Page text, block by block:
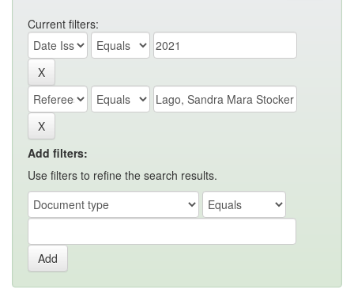
Current filters:
Add filters:
Use filters to refine the search results.